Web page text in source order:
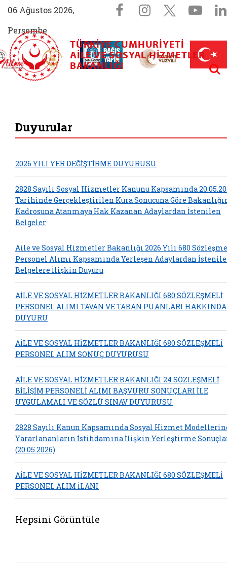
06 Ağustos 2026,
Perşembe
Sosyal
Facebook
Instagram
X
Aile (yeni sekmede açılır)
AİLEM İletişim Merkezi (yeni sekmede açılır)
Aile ve Nüfus On Yılı (yeni sekmede açılır)
Darülaceze bağış sayfası (yeni
TÜRKIYE CUMHURIYETI
AILE VE SOSYAL HIZMETLER
BAKANLIĞI
Duyurular
2026 YILI YER DEĞİŞTİRME DUYURUSU
2828 Sayılı Sosyal Hizmetler Kanunu Kapsamında
Tarihinde Gerçekleştirilen Kura Sonucuna Göre
Kadrosuna Atanmaya Hak Kazanan Adaylardan İstenilen
Belgeler
Aile ve Sosyal Hizmetler Bakanlığı 2026 Yılı 680
Personel Alımı Kapsamında Yerleşen Adaylardan
Belgelere İlişkin Duyuru
AİLE VE SOSYAL HİZMETLER BAKANLIĞI 680 SÖZLEŞMELİ
PERSONEL ALIMI TAVAN VE TABAN PUANLARI HAKKINDA
DUYURU
AİLE VE SOSYAL HİZMETLER BAKANLIĞI 680 SÖZLEŞMELİ
PERSONEL ALIM SONUÇ DUYURUSU
AİLE VE SOSYAL HİZMETLER BAKANLIĞI 24 SÖZLEŞMELİ
BİLİŞİM PERSONELİ ALIMI BAŞVURU SONUÇLARI İLE
UYGULAMALI VE SÖZLÜ SINAV DUYURUSU
2828 Sayılı Kanun Kapsamında Sosyal Hizmet
Yararlananların İstihdamına İlişkin Yerleştirme
(20.05.2026)
AİLE VE SOSYAL HİZMETLER BAKANLIĞI 680 SÖZLEŞMELİ
PERSONEL ALIM İLANI
Hepsini Görüntüle